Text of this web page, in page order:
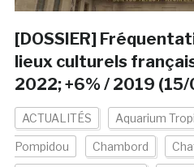
[DOSSIER]
lieux culturels
2022; +6% / 2019
ACTUALITÉS Aquarium
Pompidou Chambord